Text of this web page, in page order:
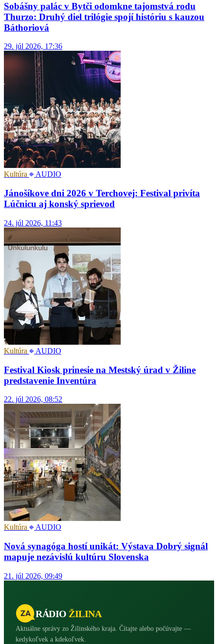
Sobášny palác v Bytči odomkne tajomstvá rodu
Thurzo: Druhý diel trilógie spojí históriu s kauzou
Báthoriová
29. júl 2026, 17:36
Kultúra AUDIO
Jánošíkove dni 2026 v Terchovej: Festival privíta
Lúčnicu aj konský sprievod
24. júl 2026, 11:43
Kultúra AUDIO
Festival Kiosk prinesie na Mestský úrad v Žiline
predstavenie Inventúra
22. júl 2026, 08:52
Kultúra AUDIO
Nová synagóga hostí unikát: Výstava Dobrý signál
mapuje nezávislú kultúru Slovenska
21. júl 2026, 09:49
RÁDIO ŽILINA
Aktuálne správy zo Žilinského kraja. Čítajte alebo počúvajte —
kedykoľvek a kdekoľvek.